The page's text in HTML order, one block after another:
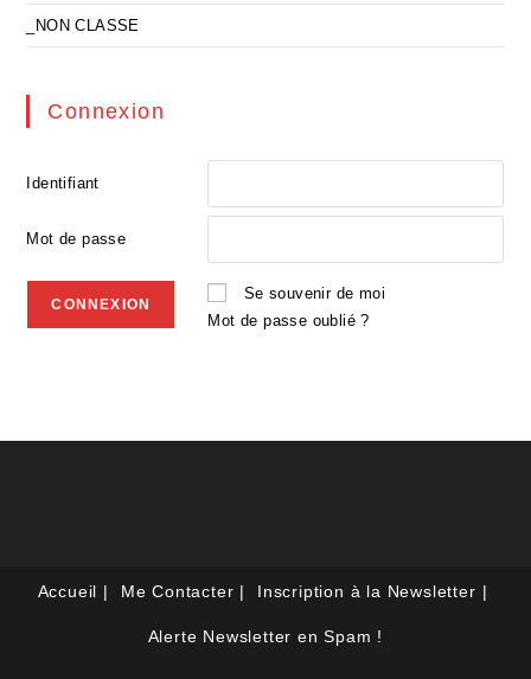
_NON CLASSE
Connexion
Identifiant
Mot de passe
Se souvenir de moi
Mot de passe oublié ?
Accueil Me Contacter Inscription à la Newsletter
Alerte Newsletter en Spam !